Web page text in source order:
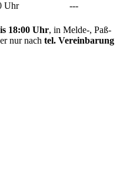
Uhr ---
18:00 Uhr, in Melde-, Paß-
nur nach tel. Vereinbarung